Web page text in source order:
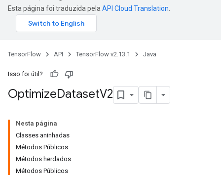
Esta página foi traduzida pela API Cloud Translation
TensorFlow API TensorFlow v2.13.1 Java
Isso foi útil?
OptimizeDatasetV2
Nesta página
Classes aninhadas
Métodos Públicos
Métodos herdados
Métodos Públicos